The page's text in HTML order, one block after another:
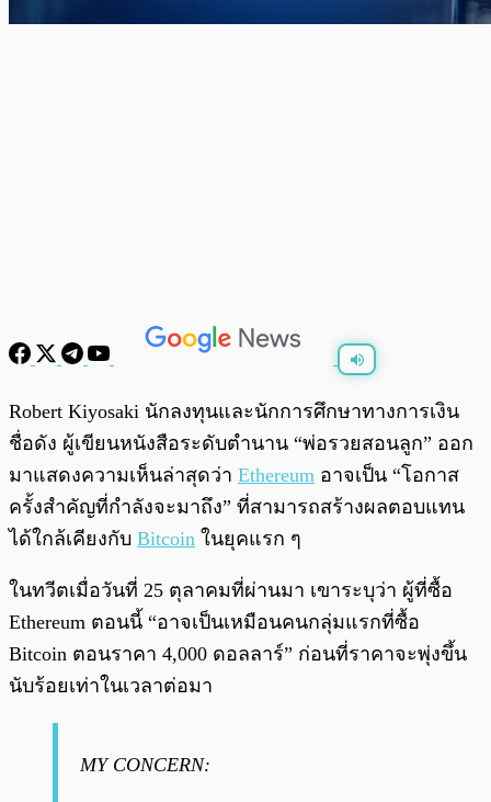
0:00
Robert Kiyosaki นักลงทุนและนักการศึกษาทางการเงิน
ชื่อดัง ผู้เขียนหนังสือระดับตำนาน “พ่อรวยสอนลูก” ออก
มาแสดงความเห็นล่าสุดว่า Ethereum อาจเป็น “โอกาส
ครั้งสำคัญที่กำลังจะมาถึง” ที่สามารถสร้างผลตอบแทน
ได้ใกล้เคียงกับ Bitcoin ในยุคแรก ๆ
ในทวีตเมื่อวันที่ 25 ตุลาคมที่ผ่านมา เขาระบุว่า ผู้ที่ซื้อ
Ethereum ตอนนี้ “อาจเป็นเหมือนคนกลุ่มแรกที่ซื้อ
Bitcoin ตอนราคา 4,000 ดอลลาร์” ก่อนที่ราคาจะพุ่งขึ้น
นับร้อยเท่าในเวลาต่อมา
MY CONCERN: